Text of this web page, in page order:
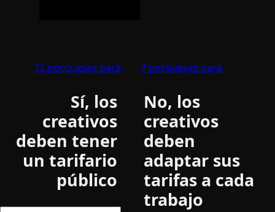
12 porqueses para
Sí­, los
creativos
deben tener
un tarifario
público
7 porqueses para
No, los
creativos
deben
adaptar sus
tarifas a cada
trabajo